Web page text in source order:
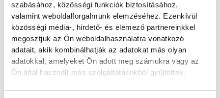
szabásához, közösségi funkciók biztosításához,
valamint weboldalforgalmunk elemzéséhez. Ezenkívül
közösségi média-, hirdető- és elemező partnereinkkel
megosztjuk az Ön weboldalhasználatra vonatkozó
adatait, akik kombinálhatják az adatokat más olyan
adatokkal, amelyeket Ön adott meg számukra vagy az
Ön által használt más szolgáltatásokból gyűjtöttek.